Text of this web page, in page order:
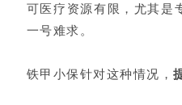
可医疗资源有限，尤其是
一号难求。
铁甲小保针对这种情况，